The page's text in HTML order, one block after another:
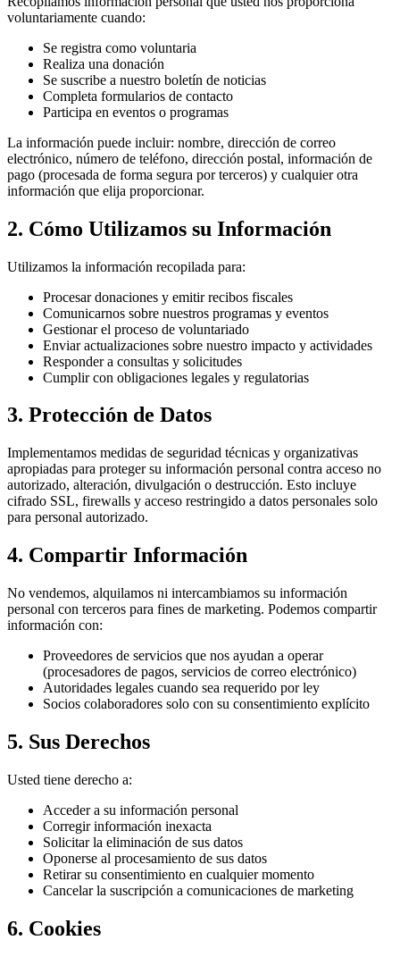
voluntariamente cuando:
Se registra como voluntaria
Realiza una donación
Se suscribe a nuestro boletín de noticias
Completa formularios de contacto
Participa en eventos o programas
La información puede incluir: nombre, dirección de correo
electrónico, número de teléfono, dirección postal, información de
pago (procesada de forma segura por terceros) y cualquier otra
información que elija proporcionar.
2. Cómo Utilizamos su Información
Utilizamos la información recopilada para:
Procesar donaciones y emitir recibos fiscales
Comunicarnos sobre nuestros programas y eventos
Gestionar el proceso de voluntariado
Enviar actualizaciones sobre nuestro impacto y actividades
Responder a consultas y solicitudes
Cumplir con obligaciones legales y regulatorias
3. Protección de Datos
Implementamos medidas de seguridad técnicas y organizativas
apropiadas para proteger su información personal contra acceso no
autorizado, alteración, divulgación o destrucción. Esto incluye
cifrado SSL, firewalls y acceso restringido a datos personales solo
para personal autorizado.
4. Compartir Información
No vendemos, alquilamos ni intercambiamos su información
personal con terceros para fines de marketing. Podemos compartir
información con:
Proveedores de servicios que nos ayudan a operar
(procesadores de pagos, servicios de correo electrónico)
Autoridades legales cuando sea requerido por ley
Socios colaboradores solo con su consentimiento explícito
5. Sus Derechos
Usted tiene derecho a:
Acceder a su información personal
Corregir información inexacta
Solicitar la eliminación de sus datos
Oponerse al procesamiento de sus datos
Retirar su consentimiento en cualquier momento
Cancelar la suscripción a comunicaciones de marketing
6. Cookies